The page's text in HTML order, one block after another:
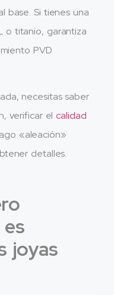
base. Si tienes una
o titanio, garantiza
PVD
necesitas saber
verificar el calidad
«aleación»
detalles.
joyas